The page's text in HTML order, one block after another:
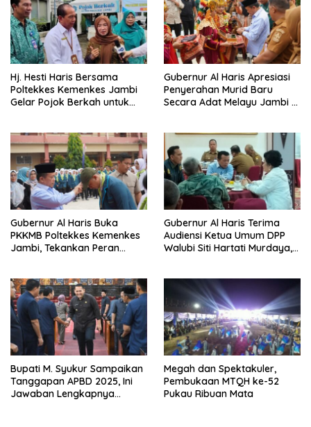
Hj. Hesti Haris Bersama
Poltekkes Kemenkes Jambi
Gelar Pojok Berkah untuk
Gubernur Al Haris Apresiasi
Penyerahan Murid Baru
Secara Adat Melayu Jambi di
Gubernur Al Haris Buka
PKKMB Poltekkes Kemenkes
Jambi, Tekankan Peran
Gubernur Al Haris Terima
Audiensi Ketua Umum DPP
Walubi Siti Hartati Murdaya,
Bupati M. Syukur Sampaikan
Tanggapan APBD 2025, Ini
Jawaban Lengkapnya…
Megah dan Spektakuler,
Pembukaan MTQH ke-52
Pukau Ribuan Mata